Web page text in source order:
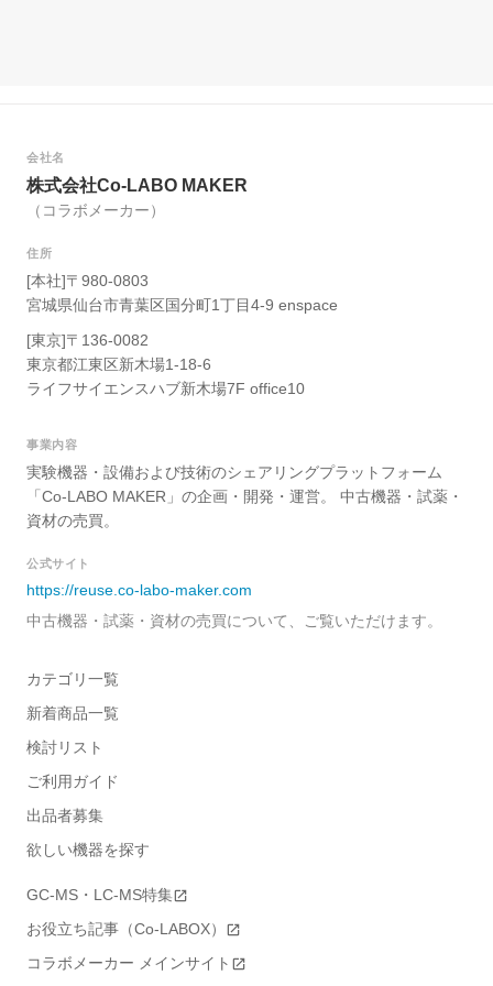
会社名
株式会社Co-LABO MAKER
（コラボメーカー）
住所
[本社]〒980-0803
宮城県仙台市青葉区国分町1丁目4-9 enspace
[東京]〒136-0082
東京都江東区新木場1-18-6
ライフサイエンスハブ新木場7F office10
事業内容
実験機器・設備および技術のシェアリングプラットフォーム
「Co-LABO MAKER」の企画・開発・運営。 中古機器・試薬・
資材の売買。
公式サイト
https://reuse.co-labo-maker.com
中古機器・試薬・資材の売買について、ご覧いただけます。
カテゴリ一覧
新着商品一覧
検討リスト
ご利用ガイド
出品者募集
欲しい機器を探す
GC-MS・LC-MS特集
お役立ち記事（Co-LABOX）
コラボメーカー メインサイト